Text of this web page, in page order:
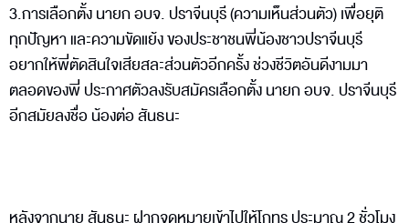
3.การเลือกตั้ง นายก อบจ. ปราจีนบุรี (ความเห็นส่วนตัว) เพื่อยุติ
ทุกปัญหา และความขัดแย้ง ของประชาชนพี่น้องชาวปราจีนบุรี
อยากให้พี่ตัดสินใจเสียสละส่วนตัวอีกครั้ง ช่วงชีวิตอันดีงามมา
ตลอดของพี่ ประกาศตัวลงรับสมัครเลือกตั้ง นายก อบจ. ปราจีนบุรี
อีกสมัยลงชื่อ น้องต่อ สันธนะ
หลังจากนาย สันธนะ ฝากจดหมายเข้าไปให้โกทร ประมาณ 2 ชั่วโมง